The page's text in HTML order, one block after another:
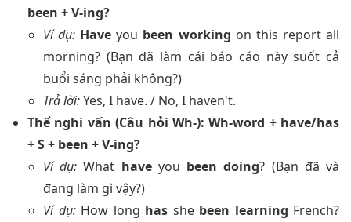
been + V-ing?
Ví dụ: Have you been working on this report all
morning? (Bạn đã làm cái báo cáo này suốt cả
buổi sáng phải không?)
Trả lời:Yes, I have. / No, I haven't.
Thể nghi vấn (Câu hỏi Wh-): Wh-word + have/has
+ S + been + V-ing?
Ví dụ: What haveyou been doing? (Bạn đã và
đang làm gì vậy?)
Ví dụ:How long has she been learning French?